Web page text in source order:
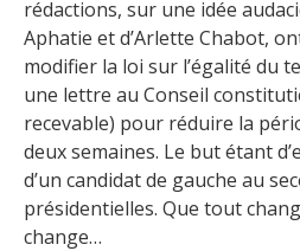
rédactions, sur une idée
Aphatie et d’Arlette Chabot,
modifier la loi sur l’égalité du
une lettre au Conseil
recevable) pour réduire la
deux semaines. Le but étant
d’un candidat de gauche au
présidentielles. Que tout
change…